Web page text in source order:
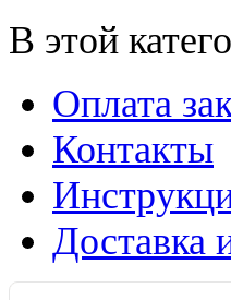
В этой
Оплата
Контакты
Доставка